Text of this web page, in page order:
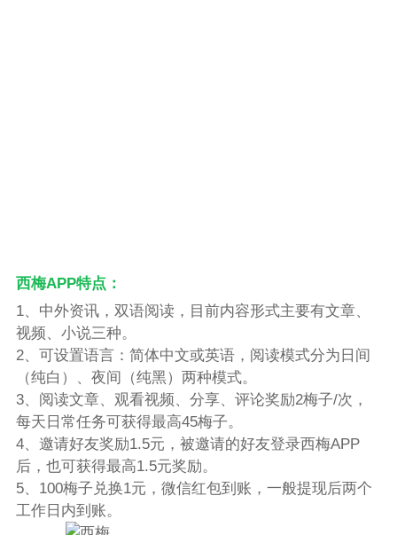
西梅APP特点：
1、中外资讯，双语阅读，目前内容形式主要有文章、
视频、小说三种。
2、可设置语言：简体中文或英语，阅读模式分为日间
（纯白）、夜间（纯黑）两种模式。
3、阅读文章、观看视频、分享、评论奖励2梅子/次，
每天日常任务可获得最高45梅子。
4、邀请好友奖励1.5元，被邀请的好友登录西梅APP
后，也可获得最高1.5元奖励。
5、100梅子兑换1元，微信红包到账，一般提现后两个
工作日内到账。